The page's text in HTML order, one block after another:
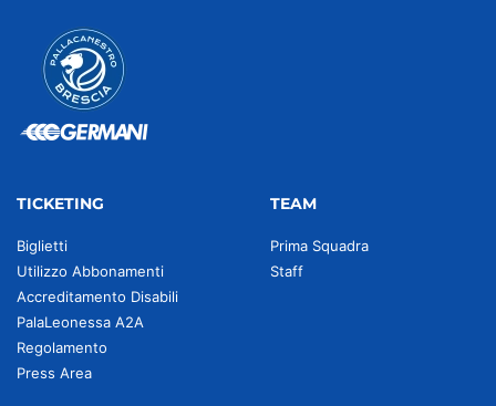
TICKETING
Biglietti
Utilizzo Abbonamenti
Accreditamento Disabili
PalaLeonessa A2A
Regolamento
Press Area
TEAM
Prima Squadra
Staff